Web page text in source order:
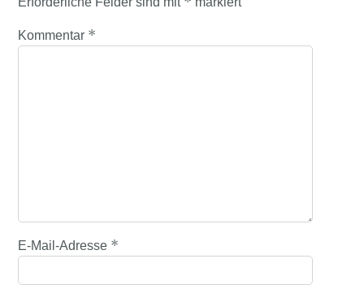
Kommentar *
E-Mail-Adresse *